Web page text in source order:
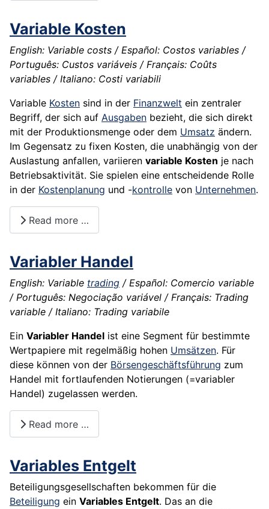
Variable Kosten
English: Variable costs / Español: Costos variables /
Português: Custos variáveis / Français: Coûts
variables / Italiano: Costi variabili
Variable Kosten sind in der Finanzwelt ein zentraler
Begriff, der sich auf Ausgaben bezieht, die sich direkt
mit der Produktionsmenge oder dem Umsatz ändern.
Im Gegensatz zu fixen Kosten, die unabhängig von der
Auslastung anfallen, variieren variable Kosten je nach
Betriebsaktivität. Sie spielen eine entscheidende Rolle
in der Kostenplanung und -kontrolle von Unternehmen.
Read more …
Variabler Handel
English: Variable trading / Español: Comercio variable
/ Português: Negociação variável / Français: Trading
variable / Italiano: Trading variabile
Ein Variabler Handel ist eine Segment für bestimmte
Wertpapiere mit regelmäßig hohen Umsätzen. Für
diese können von der Börsengeschäftsführung zum
Handel mit fortlaufenden Notierungen (=variabler
Handel) zugelassen werden.
Read more …
Variables Entgelt
Beteiligungsgesellschaften bekommen für die
Beteiligung ein Variables Entgelt. Das an die